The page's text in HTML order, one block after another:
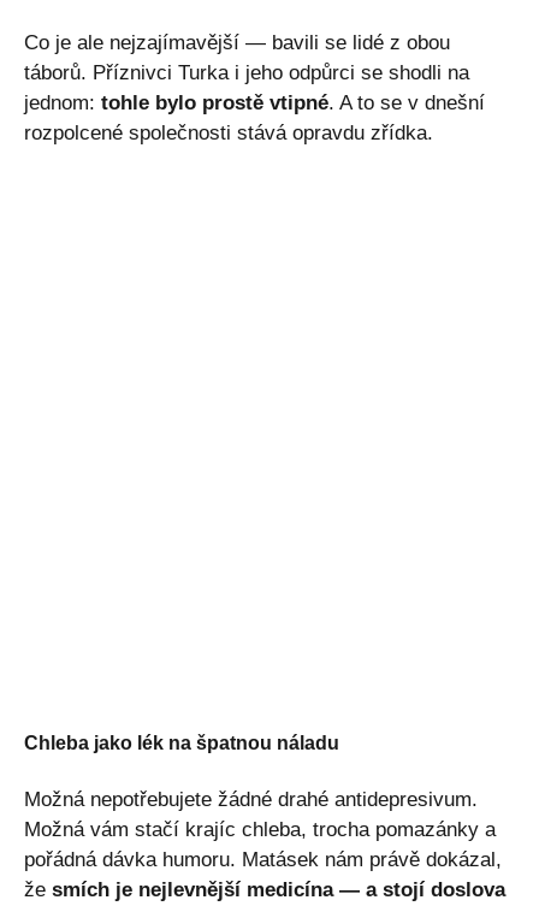
Co je ale nejzajímavější — bavili se lidé z obou
táborů. Příznivci Turka i jeho odpůrci se shodli na
jednom: tohle bylo prostě vtipné. A to se v dnešní
rozpolcené společnosti stává opravdu zřídka.
Chleba jako lék na špatnou náladu
Možná nepotřebujete žádné drahé antidepresivum.
Možná vám stačí krajíc chleba, trocha pomazánky a
pořádná dávka humoru. Matásek nám právě dokázal,
že smích je nejlevnější medicína — a stojí doslova